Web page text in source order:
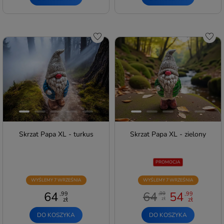
Do schowka
Skrzat Papa XL - turkus
WYŚLEMY 7 WRZEŚNIA
64 ,99
zł
DO KOSZYKA
Do
Skrzat Papa XL - zielony
PROMOCJA
WYŚLEMY 7 WRZEŚNIA
64 ,99
zł 54,99
zł
DO KOSZYKA